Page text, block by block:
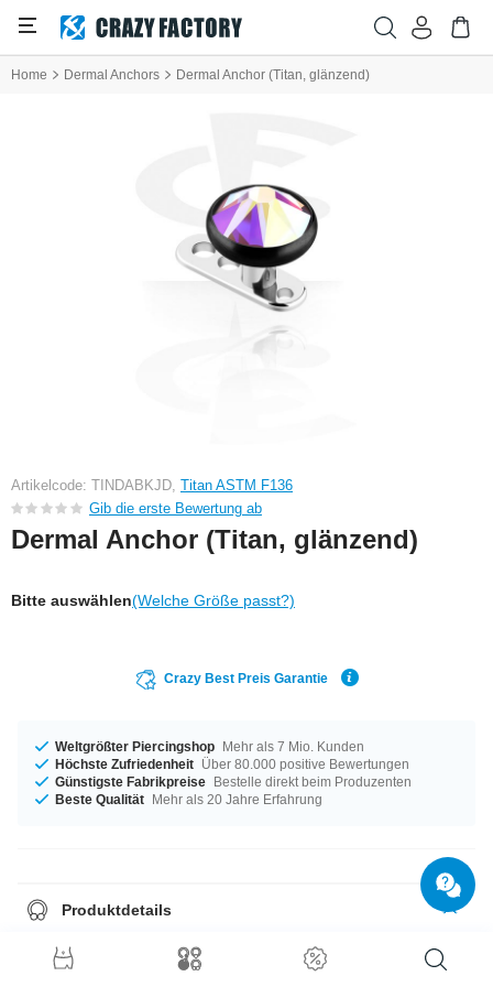
Home Dermal Anchors Dermal Anchor (Titan, glänzend)
Artikelcode: TINDABKJD, Titan ASTM F136
Gib die erste Bewertung ab
Dermal Anchor (Titan, glänzend)
Bitte auswählen(Welche Größe passt?)
Crazy Best Preis Garantie
Weltgrößter Piercingshop Mehr als 7 Mio. Kunden
Höchste Zufriedenheit Über 80.000 positive Bewertungen
Günstigste Fabrikpreise Bestelle direkt beim Produzenten
Beste Qualität Mehr als 20 Jahre Erfahrung
Produktdetails
erhältlich in den Längen von 1,5 mm bis 2,5 mm. Artikel mit Mode-Steinen
in jeder erdenklichen Farbe (bspw. Aurora Borealis oder Saphir). Viel